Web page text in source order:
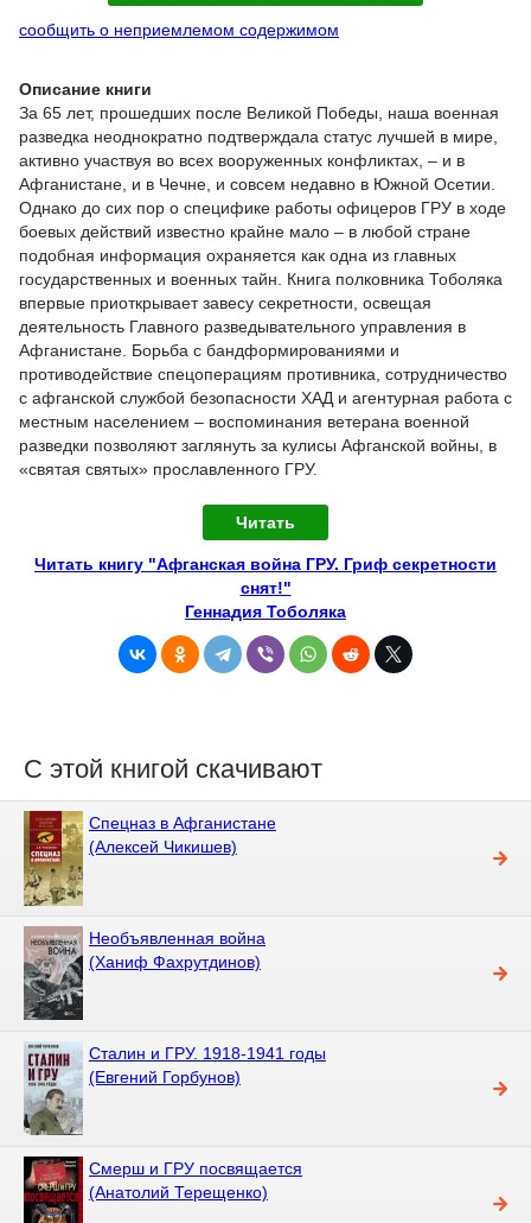
сообщить о неприемлемом содержимом
Описание книги
За 65 лет, прошедших после Великой Победы, наша военная
разведка неоднократно подтверждала статус лучшей в мире,
активно участвуя во всех вооруженных конфликтах, – и в
Афганистане, и в Чечне, и совсем недавно в Южной Осетии.
Однако до сих пор о специфике работы офицеров ГРУ в ходе
боевых действий известно крайне мало – в любой стране
подобная информация охраняется как одна из главных
государственных и военных тайн. Книга полковника Тоболяка
впервые приоткрывает завесу секретности, освещая
деятельность Главного разведывательного управления в
Афганистане. Борьба с бандформированиями и
противодействие спецоперациям противника, сотрудничество
с афганской службой безопасности ХАД и агентурная работа с
местным населением – воспоминания ветерана военной
разведки позволяют заглянуть за кулисы Афганской войны, в
«святая святых» прославленного ГРУ.
Читать
Читать книгу "Афганская война ГРУ. Гриф секретности
снят!"
Геннадия Тоболяка
С этой книгой скачивают
Спецназ в Афганистане
(Алексей Чикишев)
Необъявленная война
(Ханиф Фахрутдинов)
Сталин и ГРУ. 1918-1941 годы
(Евгений Горбунов)
Смерш и ГРУ посвящается
(Анатолий Терещенко)